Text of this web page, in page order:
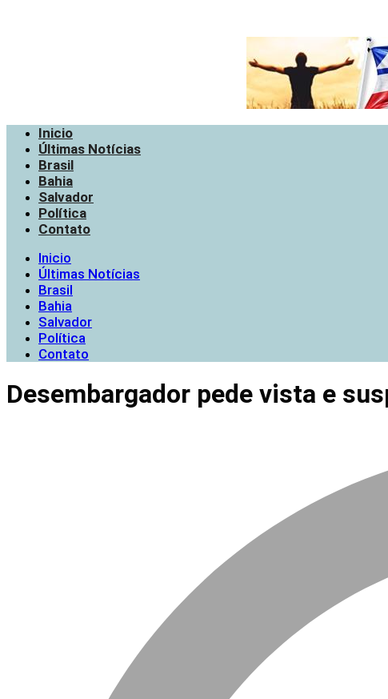
Inicio
Últimas Notícias
Brasil
Bahia
Salvador
Política
Contato
Inicio
Últimas Notícias
Brasil
Bahia
Salvador
Política
Contato
Desembargador pede vista e